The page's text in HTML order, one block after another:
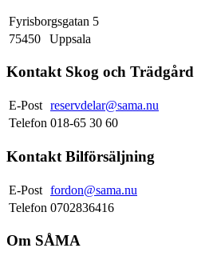
Fyrisborgsgatan 5
75450
Uppsala
Kontakt Skog och Trädgård
E-Post reservdelar@sama.nu
Telefon 018-65 30 60
Kontakt Bilförsäljning
E-Post fordon@sama.nu
Telefon 0702836416
Om SÅMA